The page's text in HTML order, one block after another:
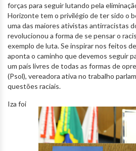
forças para seguir lutando pela
Horizonte tem o privilégio de ter sido o
uma das maiores ativistas antirracistas
revolucionou a forma de se pensar o
exemplo de luta. Se inspirar nos feitos
aponta o caminho que devemos seguir
um país livres de todas as formas de
(Psol), vereadora ativa no trabalho
questões raciais.
Iza foi